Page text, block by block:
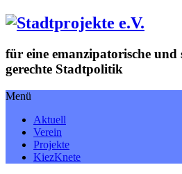
Zum
Inhalt
für eine emanzipatorische und
gerechte Stadtpolitik
Menü
Aktuell
Verein
Projekte
KiezKnete